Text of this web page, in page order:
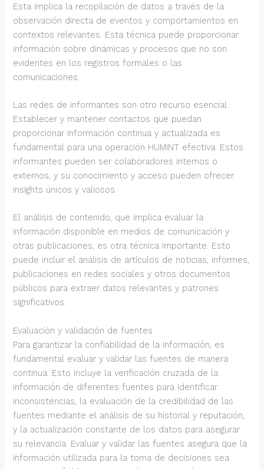
Esta implica la recopilación de datos a través de la
observación directa de eventos y comportamientos en
contextos relevantes. Esta técnica puede proporcionar
información sobre dinámicas y procesos que no son
evidentes en los registros formales o las
comunicaciones.
Las redes de informantes son otro recurso esencial.
Establecer y mantener contactos que puedan
proporcionar información continua y actualizada es
fundamental para una operación HUMINT efectiva. Estos
informantes pueden ser colaboradores internos o
externos, y su conocimiento y acceso pueden ofrecer
insights únicos y valiosos.
El análisis de contenido, que implica evaluar la
información disponible en medios de comunicación y
otras publicaciones, es otra técnica importante. Esto
puede incluir el análisis de artículos de noticias, informes,
publicaciones en redes sociales y otros documentos
públicos para extraer datos relevantes y patrones
significativos.
Evaluación y validación de fuentes
Para garantizar la confiabilidad de la información, es
fundamental evaluar y validar las fuentes de manera
continua. Esto incluye la verificación cruzada de la
información de diferentes fuentes para identificar
inconsistencias, la evaluación de la credibilidad de las
fuentes mediante el análisis de su historial y reputación,
y la actualización constante de los datos para asegurar
su relevancia. Evaluar y validar las fuentes asegura que la
información utilizada para la toma de decisiones sea